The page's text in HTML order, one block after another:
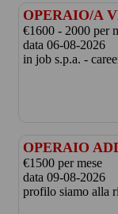
OPERAIO/A
€1600 - 2000 per
data 06-08-2026
in job s.p.a. -
OPERAIO
€1500 per mese
data 09-08-2026
profilo siamo alla